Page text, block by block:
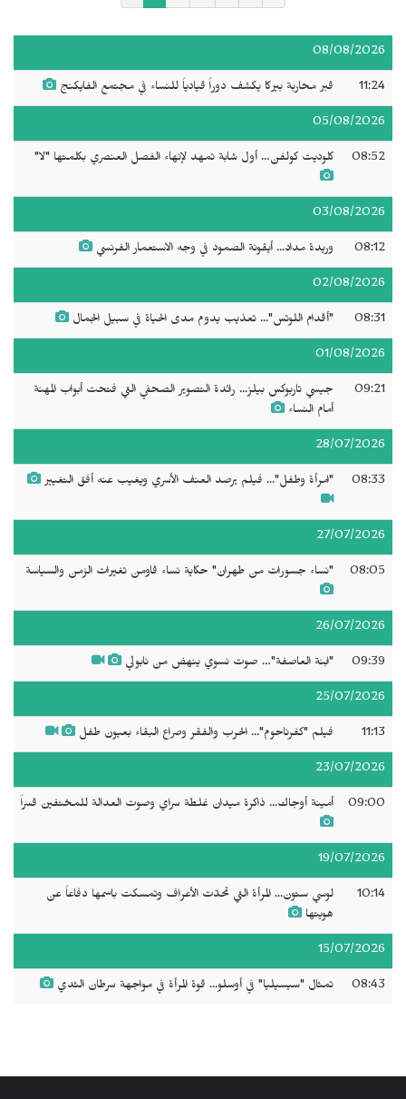
08/08/2026
11:24 قبر محاربة بيركا يكشف دوراً قيادياً للنساء في مجتمع الفايكنج
05/08/2026
08:52 كلوديت كولفن… أول شابة تمهد لإنهاء الفصل العنصري بكلمتها "لا"
03/08/2026
08:12 وريدة مداد... أيقونة الصمود في وجه الاستعمار الفرنسي
02/08/2026
08:31 "أقدام اللوتس"... تعذيب يدوم مدى الحياة في سبيل الجمال
01/08/2026
09:21
جيسي تاربوكس بيلز... رائدة التصوير الصحفي التي فتحت أبواب المهنة
أمام النساء
28/07/2026
08:33 "امرأة وطفل"... فيلم يرصد العنف الأسري ويغيب عنه أفق التغيير
27/07/2026
08:05 "نساء جسورات من طهران" حكاية نساء قاومن تغيرات الزمن والسياسة
26/07/2026
09:39 "ابنة العاصفة"… صوت نسوي ينهض من نابولي
25/07/2026
11:13 فيلم "كفرناحوم"... الحرب والفقر وصراع البقاء بعيون طفل
23/07/2026
09:00 أمينة أوجاك... ذاكرة ميدان غلطة سراي وصوت العدالة للمختفين قسراً
19/07/2026
10:14
لوسي ستون... المرأة التي تحدّت الأعراف وتمسكت باسمها دفاعاً عن
هويتها
15/07/2026
08:43 تمثال "سيسيليا" في أوسلو... قوة المرأة في مواجهة سرطان الثدي